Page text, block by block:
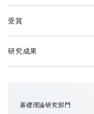
受賞
研究成果
基礎理論研究部門